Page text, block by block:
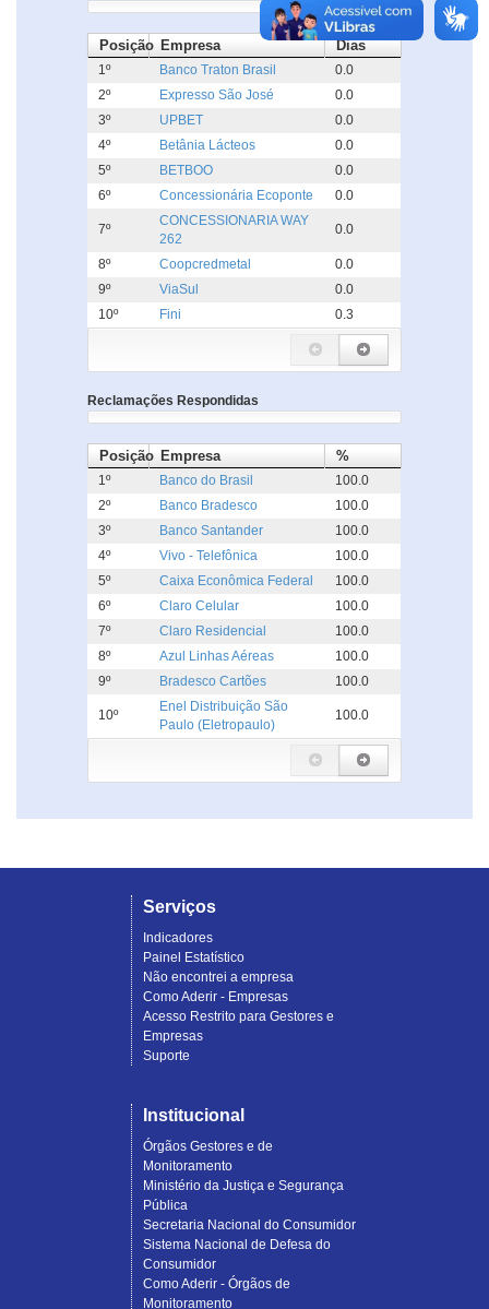
Posição Empresa Dias
1º Banco Traton Brasil
0.0
2º
Expresso São José
0.0
3º
UPBET
0.0
4º
Betânia Lácteos
0.0
5º
BETBOO
0.0
6º
Concessionária Ecoponte 0.0
7º
CONCESSIONARIA WAY
262
0.0
8º Coopcredmetal
0.0
9º
ViaSul
0.0
10º
Fini 0.3
Reclamações Respondidas
Posição Empresa %
1º Banco do Brasil
100.0
2º
Banco Bradesco
100.0
3º
Banco Santander
100.0
4º
Vivo - Telefônica
100.0
5º
Caixa Econômica Federal
100.0
6º
Claro Celular
100.0
7º
Claro Residencial
100.0
8º
Azul Linhas Aéreas
100.0
9º
Bradesco Cartões 100.0
10º
Enel Distribuição São
Paulo (Eletropaulo)
100.0
Serviços
Indicadores
Painel Estatístico
Não encontrei a empresa
Como Aderir - Empresas
Acesso Restrito para Gestores e
Empresas
Suporte
Institucional
Órgãos Gestores e de
Monitoramento
Ministério da Justiça e Segurança
Pública
Secretaria Nacional do Consumidor
Sistema Nacional de Defesa do
Consumidor
Como Aderir - Órgãos de
Monitoramento